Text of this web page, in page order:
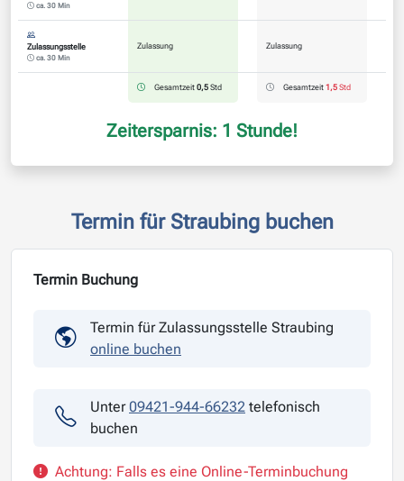
ca. 30 Min
Zulassungsstelle
ca. 30 Min
Zulassung Zulassung
Gesamtzeit 0,5 Std Gesamtzeit 1,5 Std
Zeitersparnis: 1 Stunde!
Termin für Straubing buchen
Termin Buchung
Termin für Zulassungsstelle Straubing
online buchen
Unter09421-944-66232 telefonisch
buchen
Achtung: Falls es eine Online-Terminbuchung